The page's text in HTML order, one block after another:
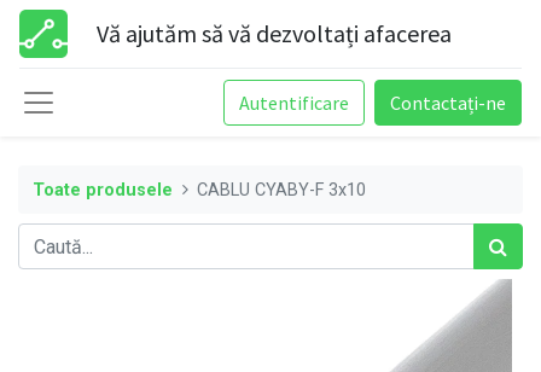
Vă ajutăm să vă dezvoltați afacerea
Autentificare Contactați-ne
Toate produsele CABLU CYABY-F 3x10